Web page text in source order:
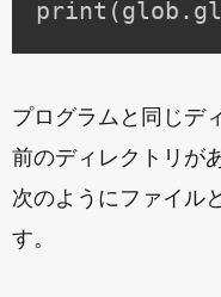
プログラムと同じデ
前のディレクトリが
次のようにファイル
す。